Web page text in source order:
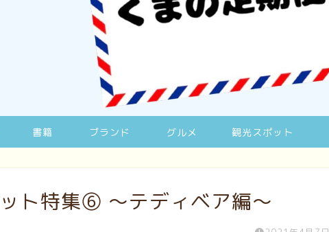
書籍 ブランド グルメ 観光スポット
ト特集⑥ 〜テディベア編〜